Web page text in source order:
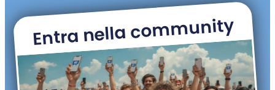
Entra nella community